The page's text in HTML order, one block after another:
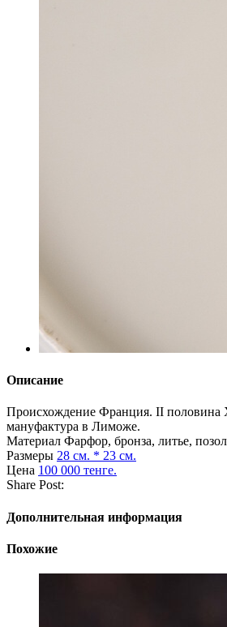
Описание
Происхождение Франция. II половина
мануфактура в Лиможе.
Материал Фарфор, бронза, литье,
Размеры 28 см. * 23 см.
Цена 100 000 тенге.
Share Post:
Дополнительная информация
Похожие